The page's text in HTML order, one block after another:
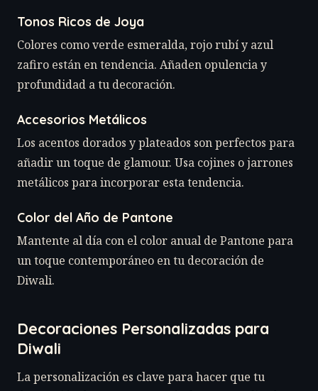
Tonos Ricos de Joya
Colores como verde esmeralda, rojo rubí y azul
zafiro están en tendencia. Añaden opulencia y
profundidad a tu decoración.
Accesorios Metálicos
Los acentos dorados y plateados son perfectos para
añadir un toque de glamour. Usa cojines o jarrones
metálicos para incorporar esta tendencia.
Color del Año de Pantone
Mantente al día con el color anual de Pantone para
un toque contemporáneo en tu decoración de
Diwali.
Decoraciones Personalizadas para
Diwali
La personalización es clave para hacer que tu